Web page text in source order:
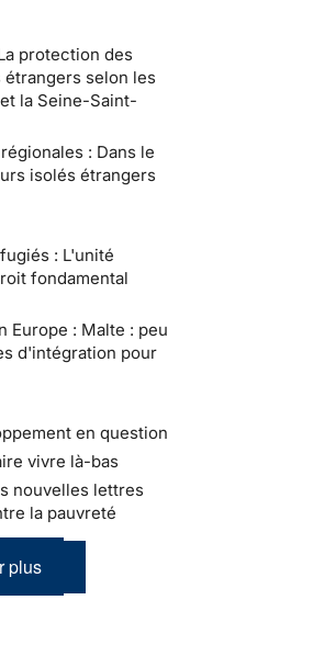
protection des
selon les
la Seine-Saint-
: Dans le
isolés étrangers
: L'unité
fondamental
Europe : Malte : peu
d'intégration pour
en question
vivre là-bas
nouvelles lettres
la pauvreté
plus